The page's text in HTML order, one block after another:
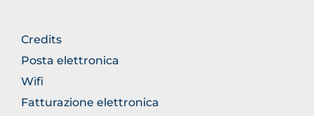
FOOTER
GENERICO
Credits
Posta elettronica
Wifi
Fatturazione elettronica